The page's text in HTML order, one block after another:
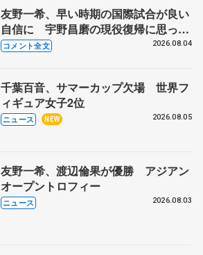
友野一希、早い時期の国際試合が良い
自信に 宇野昌磨の現役復帰に思って
いること 【アジアンオープントロフ
コメント全文 2026.08.04
千葉百音、サマーカップ欠場 世界フ
ィギュア女子2位
ニュース NEW 2026.08.05
友野一希、渡辺倫果が優勝 アジアン
オープントロフィー
ニュース 2026.08.03